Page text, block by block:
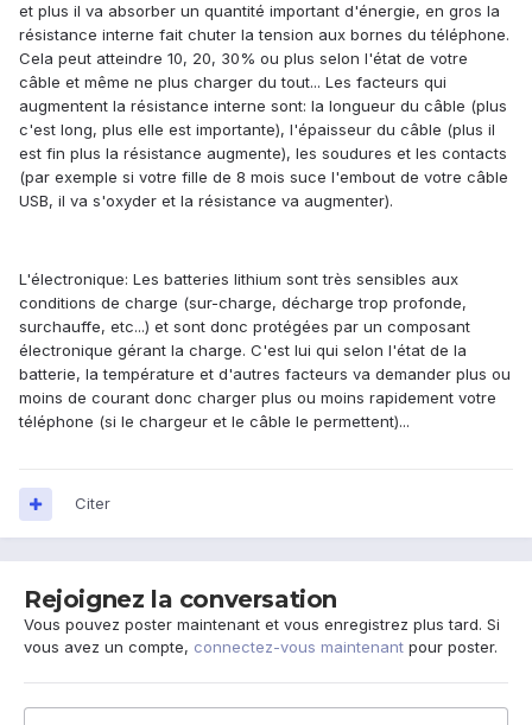
et plus il va absorber un quantité important d'énergie, en gros la
résistance interne fait chuter la tension aux bornes du téléphone.
Cela peut atteindre 10, 20, 30% ou plus selon l'état de votre
câble et même ne plus charger du tout... Les facteurs qui
augmentent la résistance interne sont: la longueur du câble (plus
c'est long, plus elle est importante), l'épaisseur du câble (plus il
est fin plus la résistance augmente), les soudures et les contacts
(par exemple si votre fille de 8 mois suce l'embout de votre câble
USB, il va s'oxyder et la résistance va augmenter).
L'électronique: Les batteries lithium sont très sensibles aux
conditions de charge (sur-charge, décharge trop profonde,
surchauffe, etc...) et sont donc protégées par un composant
électronique gérant la charge. C'est lui qui selon l'état de la
batterie, la température et d'autres facteurs va demander plus ou
moins de courant donc charger plus ou moins rapidement votre
téléphone (si le chargeur et le câble le permettent)...
Citer
Rejoignez la conversation
Vous pouvez poster maintenant et vous enregistrez plus tard. Si
vous avez un compte, connectez-vous maintenant pour poster.